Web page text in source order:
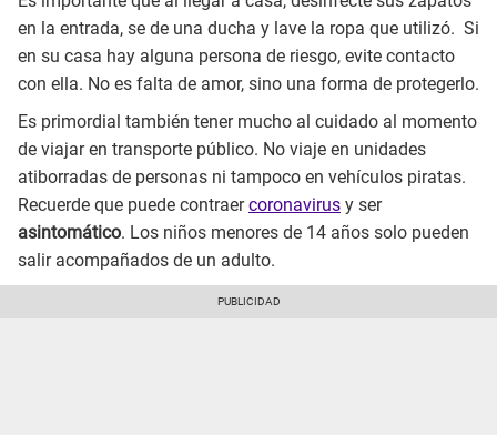
en la entrada, se de una ducha y lave la ropa que utilizó. Si
en su casa hay alguna persona de riesgo, evite contacto
con ella. No es falta de amor, sino una forma de protegerlo.
Es primordial también tener mucho al cuidado al momento
de viajar en transporte público. No viaje en unidades
atiborradas de personas ni tampoco en vehículos piratas.
Recuerde que puede contraercoronavirus y ser
asintomático. Los niños menores de 14 años solo pueden
salir acompañados de un adulto.